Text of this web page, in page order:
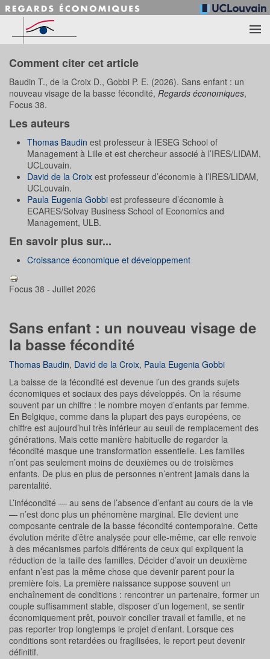
Accéder au contenu principal
Comment citer cet article
Baudin T., de la Croix D., Gobbi P. E. (2026). Sans enfant : un
nouveau visage de la basse fécondité, Regards économiques,
Focus 38.
Les auteurs
Thomas Baudin est professeur à IESEG School of
Management à Lille et est chercheur associé à l’IRES/LIDAM,
UCLouvain.
David de la Croix est professeur d’économie à l’IRES/LIDAM,
UCLouvain.
Paula Eugenia Gobbi est professeure d’économie à
ECARES/Solvay Business School of Economics and
Management, ULB.
En savoir plus sur...
Croissance économique et développement
Focus 38 - Juillet 2026
Sans enfant : un nouveau visage de
la basse fécondité
Thomas Baudin, David de la Croix, Paula Eugenia Gobbi
La baisse de la fécondité est devenue l’un des grands sujets
économiques et sociaux des pays développés. On la résume
souvent par un chiffre : le nombre moyen d’enfants par femme.
En Belgique, comme dans la plupart des pays européens, ce
chiffre est aujourd’hui très inférieur au seuil de remplacement des
générations. Mais cette manière habituelle de regarder la
fécondité masque une transformation essentielle. Les familles
n’ont pas seulement moins de deuxièmes ou de troisièmes
enfants. De plus en plus de personnes n’entrent jamais dans la
parentalité.
L’infécondité — au sens de l’absence d’enfant au cours de la vie
— n’est donc plus un phénomène marginal. Elle devient une
composante centrale de la basse fécondité contemporaine. Cette
évolution mérite d’être analysée pour elle-même, car elle renvoie
à des mécanismes parfois différents de ceux qui expliquent la
réduction de la taille des familles. Décider d’avoir un deuxième
enfant n’est pas la même chose que devenir parent pour la
première fois. La première naissance suppose souvent un
enchaînement de conditions : rencontrer un partenaire, former un
couple suffisamment stable, disposer d’un logement, se sentir
économiquement prêt, pouvoir concilier travail et famille, et ne
pas reporter trop longtemps le projet d’enfant. Lorsque ces
conditions sont retardées ou fragilisées, le report peut devenir
définitif.